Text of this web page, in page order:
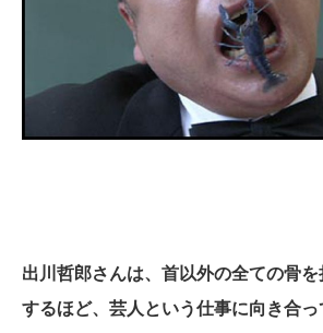
出川哲郎さんは、首以外の全ての骨
するほど、芸人という仕事に向き合っ